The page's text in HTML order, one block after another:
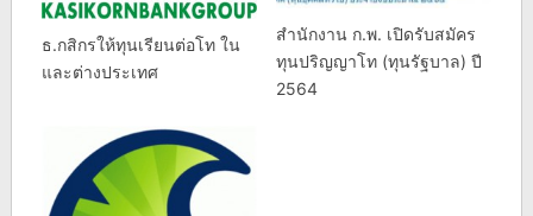
ธ.กสิกรให้ทุนเรียนต่อโท ใน
และต่างประเทศ
สำนักงาน ก.พ. เปิดรับสมัคร
ทุนปริญญาโท (ทุนรัฐบาล) ปี
2564